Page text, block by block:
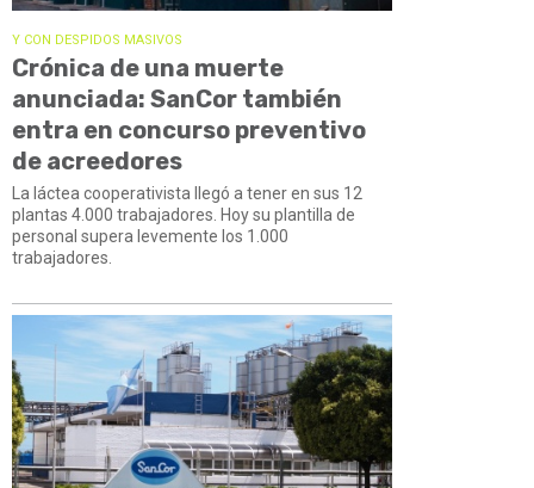
Y CON DESPIDOS MASIVOS
Crónica de una muerte
anunciada: SanCor también
entra en concurso preventivo
de acreedores
La láctea cooperativista llegó a tener en sus 12
plantas 4.000 trabajadores. Hoy su plantilla de
personal supera levemente los 1.000
trabajadores.